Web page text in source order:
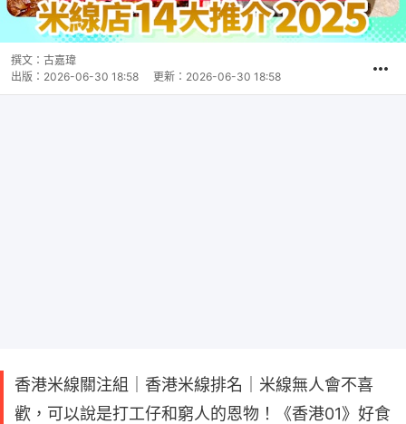
撰文： 古嘉瑋
出版： 2026-06-30 18:58 更新： 2026-06-30 18:58
香港米線關注組｜香港米線排名｜米線無人會不喜
歡，可以說是打工仔和窮人的恩物！《香港01》好食